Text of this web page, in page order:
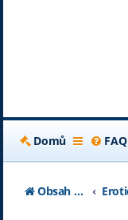
Domů FAQ
Obsah fóra